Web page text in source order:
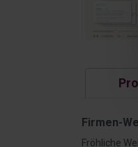
Firmen-
Fröhliche